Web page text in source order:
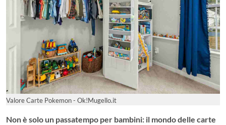
Valore Carte Pokemon - Ok!Mugello.it
Non è solo un passatempo per bambini: il mondo delle carte